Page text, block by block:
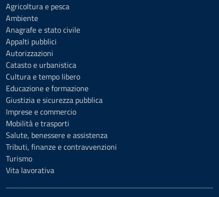
Agricoltura e pesca
Ambiente
Anagrafe e stato civile
Appalti pubblici
Autorizzazioni
Catasto e urbanistica
Cultura e tempo libero
Educazione e formazione
Giustizia e sicurezza pubblica
Imprese e commercio
Mobilità e trasporti
Salute, benessere e assistenza
Tributi, finanze e contravvenzioni
Turismo
Vita lavorativa